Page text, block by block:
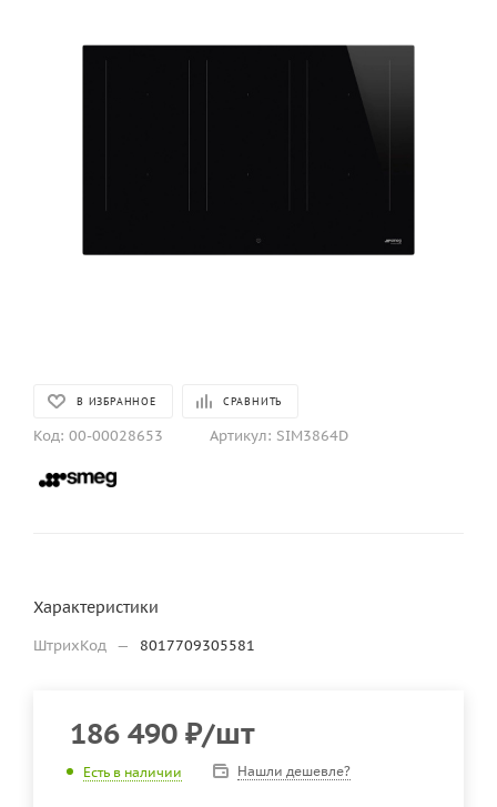
В ИЗБРАННОЕ СРАВНИТЬ
Код: 00-00028653 Артикул: SIM3864D
Характеристики
ШтрихКод — 8017709305581
186 490 ₽/шт
Есть в наличии Нашли дешевле?